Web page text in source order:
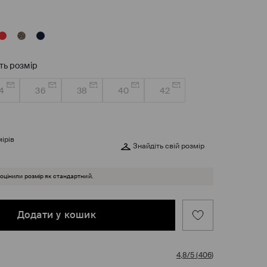
розмір
36 38 40 42
Знайдіть свій розмір
розмір як стандартний.
Додати у кошик
4,8/5(406)